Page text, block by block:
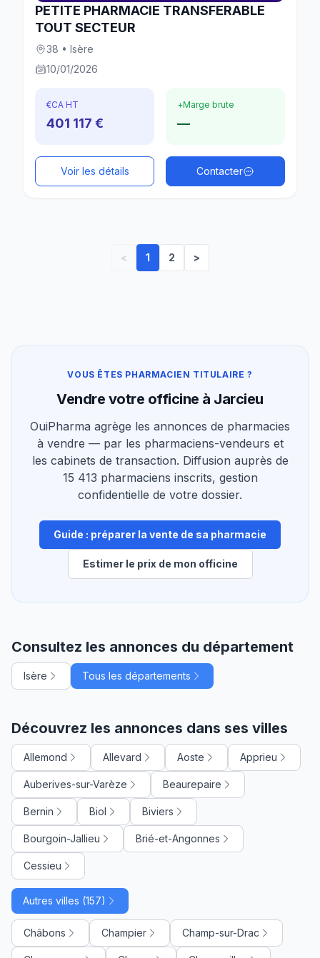
PETITE PHARMACIE TRANSFERABLE
TOUT SECTEUR
38 • Isère
10/01/2026
€CA HT
401 117 €
+Marge brute
—
Voir les détails Contacter
< 1 2 >
VOUS ÊTES PHARMACIEN TITULAIRE ?
Vendre votre officine à Jarcieu
OuiPharma agrège les annonces de pharmacies
à vendre — par les pharmaciens-vendeurs et
les cabinets de transaction. Diffusion auprès de
15 413 pharmaciens inscrits, gestion
confidentielle de votre dossier.
Guide : préparer la vente de sa pharmacie
Estimer le prix de mon officine
Consultez les annonces du département
Isère Tous les départements
Découvrez les annonces dans ses villes
Allemond Allevard Aoste Apprieu
Auberives-sur-Varèze Beaurepaire
Bernin Biol Biviers
Bourgoin-Jallieu Brié-et-Angonnes
Cessieu
Autres villes (157)
Châbons Champier Champ-sur-Drac